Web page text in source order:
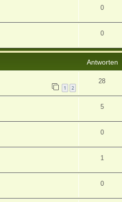
0
0
Antworten
1 2
28
5
0
1
0